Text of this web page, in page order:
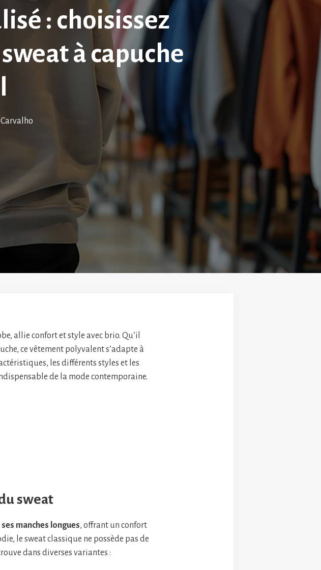
: choisissez
à capuche
allie confort et style avec brio. Qu’il
ce vêtement polyvalent s’adapte à
les différents styles et les
de la mode contemporaine.
sweat
manches longues, offrant un confort
le sweat classique ne possède pas de
dans diverses variantes :